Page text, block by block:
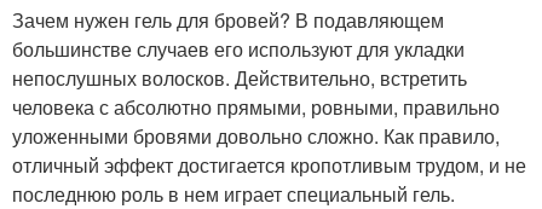
Зачем нужен гель для бровей? В подавляющем
большинстве случаев его используют для укладки
непослушных волосков. Действительно, встретить
человека с абсолютно прямыми, ровными, правильно
уложенными бровями довольно сложно. Как правило,
отличный эффект достигается кропотливым трудом, и не
последнюю роль в нем играет специальный гель.